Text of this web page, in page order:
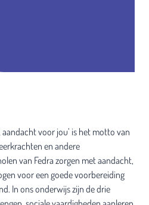
voor jou’ is het motto van
en andere
van Fedra zorgen met aandacht,
voor een goede voorbereiding
In ons onderwijs zijn de drie